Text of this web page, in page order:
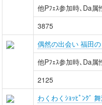
他Pﾌｪｽ参加時､Da属
3875
偶然の出会い 福田
他Pﾌｪｽ参加時､Da属
2125
わくわくｼｮｯﾋﾟﾝｸﾞ